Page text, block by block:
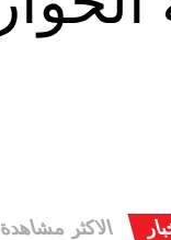
الاكثر مشاهدة